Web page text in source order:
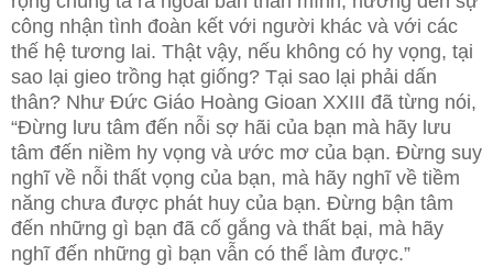
công nhận tình đoàn kết với người khác và với các
thế hệ tương lai. Thật vậy, nếu không có hy vọng, tại
sao lại gieo trồng hạt giống? Tại sao lại phải dấn
thân? Như Đức Giáo Hoàng Gioan XXIII đã từng nói,
“Đừng lưu tâm đến nỗi sợ hãi của bạn mà hãy lưu
tâm đến niềm hy vọng và ước mơ của bạn. Đừng suy
nghĩ về nỗi thất vọng của bạn, mà hãy nghĩ về tiềm
năng chưa được phát huy của bạn. Đừng bận tâm
đến những gì bạn đã cố gắng và thất bại, mà hãy
nghĩ đến những gì bạn vẫn có thể làm được.”